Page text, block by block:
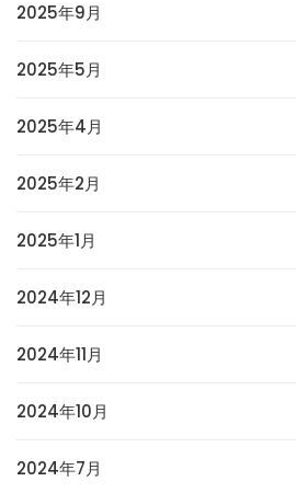
2025年9月
2025年5月
2025年4月
2025年2月
2025年1月
2024年12月
2024年11月
2024年10月
2024年7月